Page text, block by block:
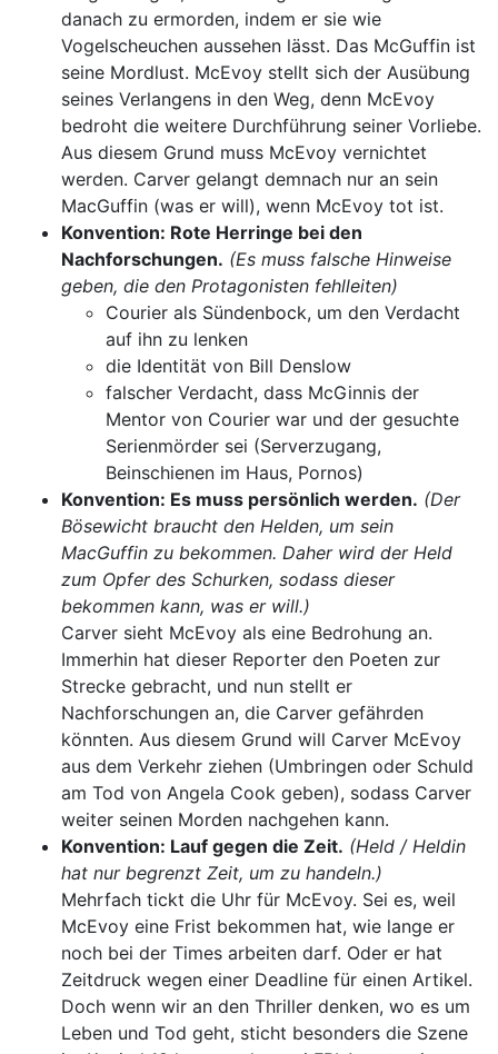
danach zu ermorden, indem er sie wie
Vogelscheuchen aussehen lässt. Das McGuffin ist
seine Mordlust. McEvoy stellt sich der Ausübung
seines Verlangens in den Weg, denn McEvoy
bedroht die weitere Durchführung seiner Vorliebe.
Aus diesem Grund muss McEvoy vernichtet
werden. Carver gelangt demnach nur an sein
MacGuffin (was er will), wenn McEvoy tot ist.
Konvention: Rote Herringe bei den
Nachforschungen. (Es muss falsche Hinweise
geben, die den Protagonisten fehlleiten)
Courier als Sündenbock, um den Verdacht
auf ihn zu lenken
die Identität von Bill Denslow
falscher Verdacht, dass McGinnis der
Mentor von Courier war und der gesuchte
Serienmörder sei (Serverzugang,
Beinschienen im Haus, Pornos)
Konvention: Es muss persönlich werden. (Der
Bösewicht braucht den Helden, um sein
MacGuffin zu bekommen. Daher wird der Held
zum Opfer des Schurken, sodass dieser
bekommen kann, was er will.)
Carver sieht McEvoy als eine Bedrohung an.
Immerhin hat dieser Reporter den Poeten zur
Strecke gebracht, und nun stellt er
Nachforschungen an, die Carver gefährden
könnten. Aus diesem Grund will Carver McEvoy
aus dem Verkehr ziehen (Umbringen oder Schuld
am Tod von Angela Cook geben), sodass Carver
weiter seinen Morden nachgehen kann.
Konvention: Lauf gegen die Zeit. (Held / Heldin
hat nur begrenzt Zeit, um zu handeln.)
Mehrfach tickt die Uhr für McEvoy. Sei es, weil
McEvoy eine Frist bekommen hat, wie lange er
noch bei der Times arbeiten darf. Oder er hat
Zeitdruck wegen einer Deadline für einen Artikel.
Doch wenn wir an den Thriller denken, wo es um
Leben und Tod geht, sticht besonders die Szene